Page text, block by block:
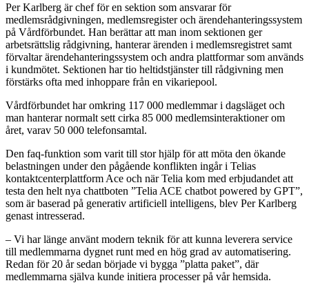
Per Karlberg är chef för en sektion som ansvarar för
medlemsrådgivningen, medlemsregister och ärendehanteringssystem
på Vårdförbundet. Han berättar att man inom sektionen ger
arbetsrättslig rådgivning, hanterar ärenden i medlemsregistret samt
förvaltar ärendehanteringssystem och andra plattformar som används
i kundmötet. Sektionen har tio heltidstjänster till rådgivning men
förstärks ofta med inhoppare från en vikariepool.
Vårdförbundet har omkring 117 000 medlemmar i dagsläget och
man hanterar normalt sett cirka 85 000 medlemsinteraktioner om
året, varav 50 000 telefonsamtal.
Den faq-funktion som varit till stor hjälp för att möta den ökande
belastningen under den pågående konflikten ingår i Telias
kontaktcenterplattform Ace och när Telia kom med erbjudandet att
testa den helt nya chattboten ”Telia ACE chatbot powered by GPT”,
som är baserad på generativ artificiell intelligens, blev Per Karlberg
genast intresserad.
– Vi har länge använt modern teknik för att kunna leverera service
till medlemmarna dygnet runt med en hög grad av automatisering.
Redan för 20 år sedan började vi bygga ”platta paket”, där
medlemmarna själva kunde initiera processer på vår hemsida.